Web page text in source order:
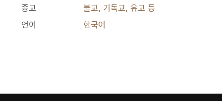
종교
불교, 기독교, 유교 등
언어
한국어